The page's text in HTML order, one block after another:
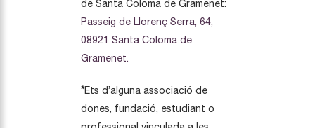
de Santa Coloma de Gramenet:
Passeig de Llorenç Serra, 64,
08921 Santa Coloma de
Gramenet.
*Ets d’alguna associació de
dones, fundació, estudiant o